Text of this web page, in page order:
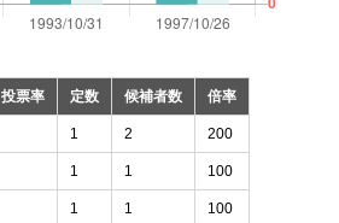
投票率 定数 候補者数 倍率
1 2 200
1 1 100
1 1 100